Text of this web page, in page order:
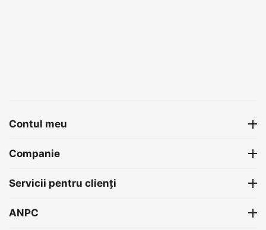
Contul meu
Companie
Servicii pentru clienți
ANPC